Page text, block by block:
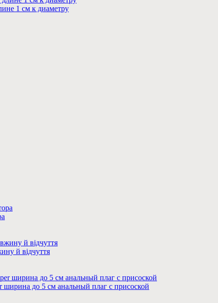
1 см к диаметру
й відчуття
до 5 см анальный плаг с присоской